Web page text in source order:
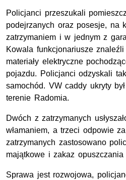
Policjanci przeszukali
podejrzanych oraz posesje, na
zatrzymaniem i w jednym z
Kowala funkcjonariusze
materiały elektryczne
pojazdu. Policjanci odzyskali
samochód. VW caddy ukryty
terenie Radomia.
Dwóch z zatrzymanych
włamaniem, a trzeci odpowie
zatrzymanych zastosowano
majątkowe i zakaz opuszczania
Sprawa jest rozwojowa,